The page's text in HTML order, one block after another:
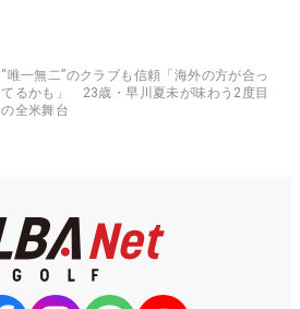
“唯一無二”のクラブも信頼「海外の方が合っ
てるかも」 23歳・早川夏未が味わう2度目
の全米舞台